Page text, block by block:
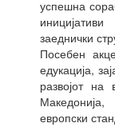
успешна
заеднички
Посебен
едукација,
развојот на
европски